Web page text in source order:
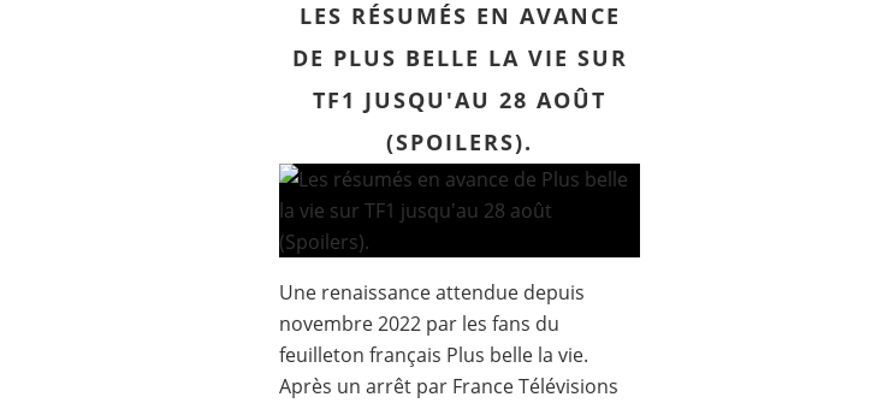
LES RÉSUMÉS EN AVANCE
DE PLUS BELLE LA VIE SUR
TF1 JUSQU'AU 28 AOÛT
(SPOILERS).
Une renaissance attendue depuis
novembre 2022 par les fans du
feuilleton français Plus belle la vie.
Après un arrêt par France Télévisions